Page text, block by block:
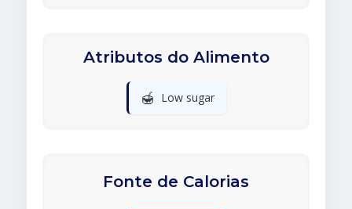
Atributos do Alimento
🍯 Low sugar
Fonte de Calorias